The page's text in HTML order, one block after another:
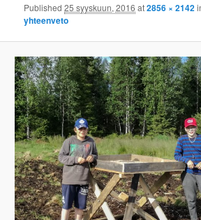
Published25 syyskuun, 2016 at2856 × 2142
yhteenveto